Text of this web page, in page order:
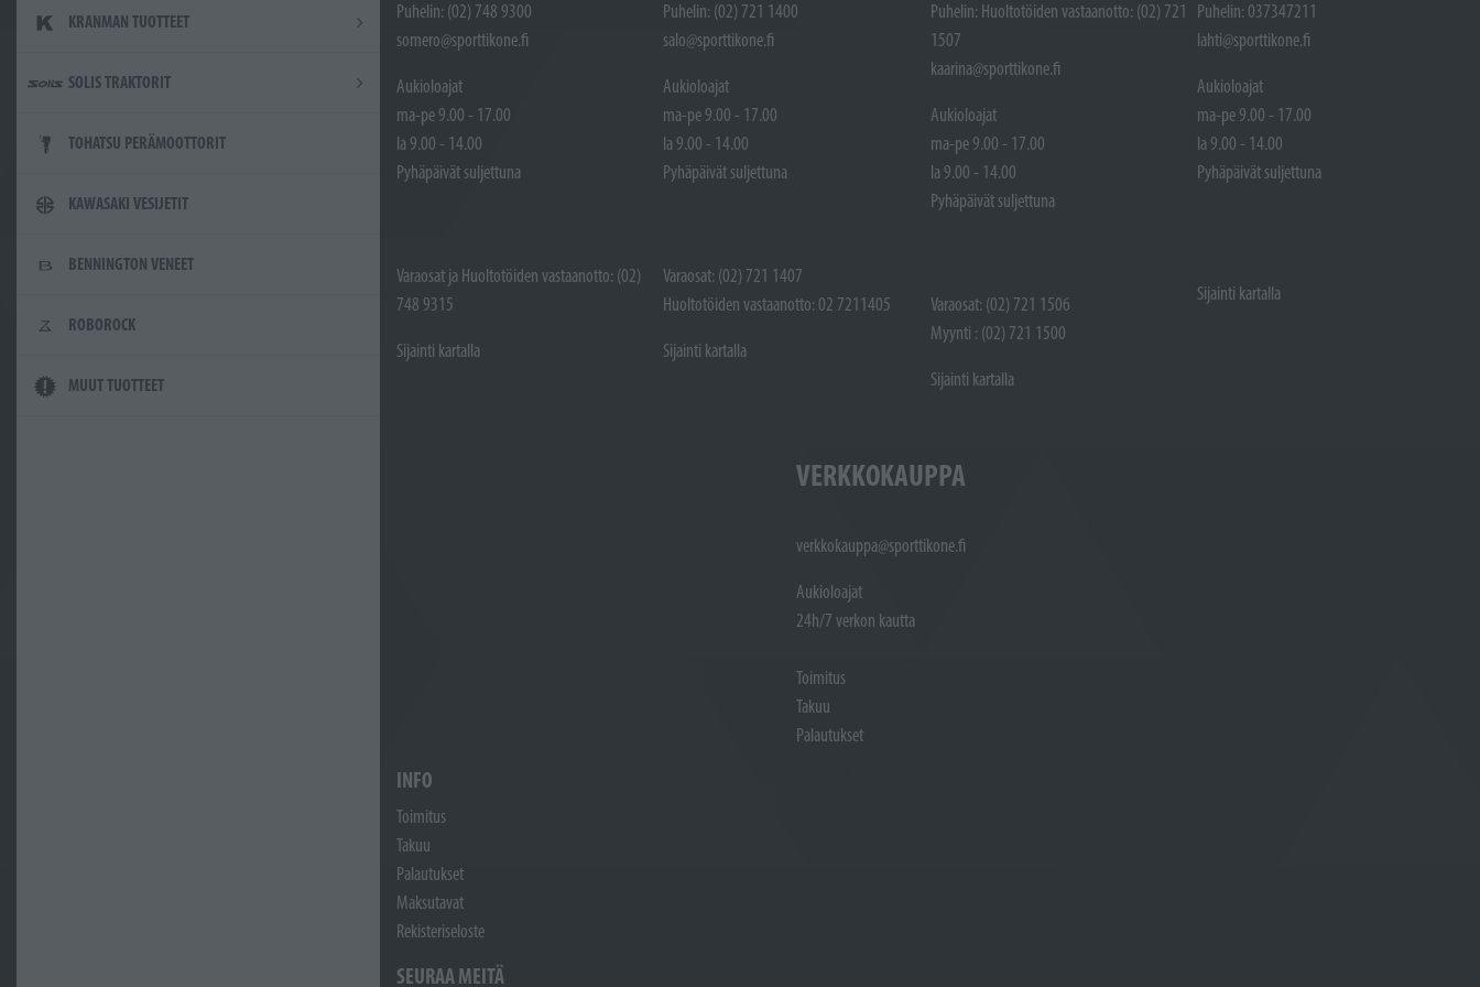
KRANMAN TUOTTEET
SOLIS TRAKTORIT
TOHATSU PERÄMOOTTORIT
KAWASAKI VESIJETIT
BENNINGTON VENEET
ROBOROCK
MUUT TUOTTEET
Puhelin: (02) 748 9300
somero@sporttikone.fi
Aukioloajat
ma-pe 9.00 - 17.00
la 9.00 - 14.00
Pyhäpäivät suljettuna
Varaosat ja Huoltotöiden vastaanotto: (02)
748 9315
Sijainti kartalla
Puhelin: (02) 721 1400
salo@sporttikone.fi
Aukioloajat
ma-pe 9.00 - 17.00
la 9.00 - 14.00
Pyhäpäivät suljettuna
Varaosat: (02) 721 1407
Huoltotöiden vastaanotto: 02 7211405
Sijainti kartalla
Puhelin: Huoltotöiden vastaanotto: (02) 721
1507
kaarina@sporttikone.fi
Aukioloajat
ma-pe 9.00 - 17.00
la 9.00 - 14.00
Pyhäpäivät suljettuna
Varaosat: (02) 721 1506
Myynti : (02) 721 1500
Sijainti kartalla
Puhelin: 037347211
lahti@sporttikone.fi
Aukioloajat
ma-pe 9.00 - 17.00
la 9.00 - 14.00
Pyhäpäivät suljettuna
Sijainti kartalla
VERKKOKAUPPA
verkkokauppa@sporttikone.fi
Aukioloajat
24h/7 verkon kautta
Toimitus
Takuu
Palautukset
INFO
Toimitus
Takuu
Palautukset
Maksutavat
Rekisteriseloste
SEURAA MEITÄ